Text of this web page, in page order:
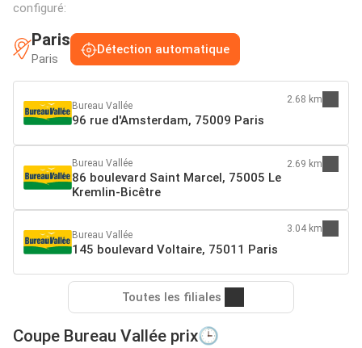
configuré:
Paris
Paris
Détection automatique
Bureau Vallée
96 rue d'Amsterdam, 75009 Paris
2.68 km
Bureau Vallée
86 boulevard Saint Marcel, 75005 Le
Kremlin-Bicêtre
2.69 km
Bureau Vallée
145 boulevard Voltaire, 75011 Paris
3.04 km
Toutes les filiales
Coupe Bureau Vallée prix🕒